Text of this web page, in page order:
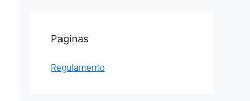
Paginas
Regulamento